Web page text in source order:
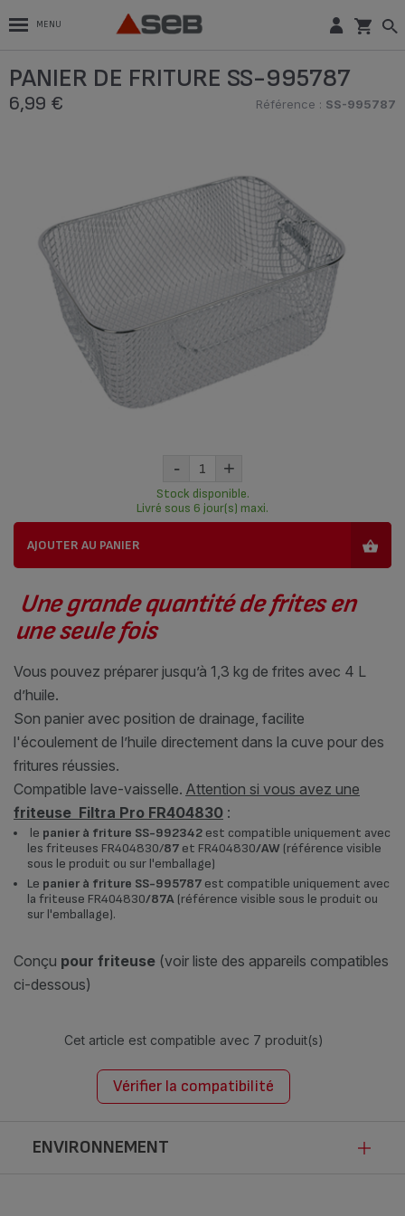
MENU
PANIER DE FRITURE SS-995787
Référence : SS-995787
6,99 €
Une grande quantité de frites en
une seule fois
Vous pouvez préparer jusqu’à 1,3 kg de frites avec 4 L
d’huile.
Son panier avec position de drainage, facilite
l'écoulement de l’huile directement dans la cuve pour des
fritures réussies.
Compatible lave-vaisselle. Attention si vous avez une
friteuse Filtra Pro FR404830 :
le panier à friture SS-992342 est compatible uniquement avec
les friteuses FR404830/87 et FR404830/AW (référence visible
sous le produit ou sur l'emballage)
Le panier à friture SS-995787 est compatible uniquement avec
la friteuse FR404830/87A (référence visible sous le produit ou
sur l'emballage).
Conçu pour friteuse (voir liste des appareils compatibles
ci-dessous)
Cet article est compatible avec 7 produit(s)
Vérifier la compatibilité
- +
Stock disponible.
Livré sous 6 jour(s) maxi.
AJOUTER AU PANIER
ENVIRONNEMENT